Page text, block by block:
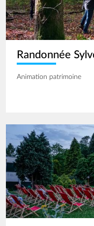
Randonnée
Animation patrimoine